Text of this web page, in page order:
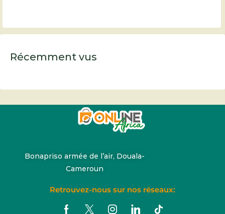
Récemment vus
Bonapriso armée de l’air, Douala-
Cameroun
Retrouvez-nous sur nos réseaux: